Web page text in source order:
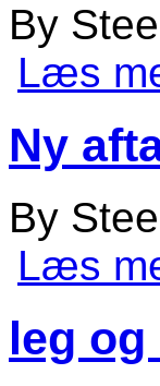
By
Læs
Ny
By
Læs
leg og